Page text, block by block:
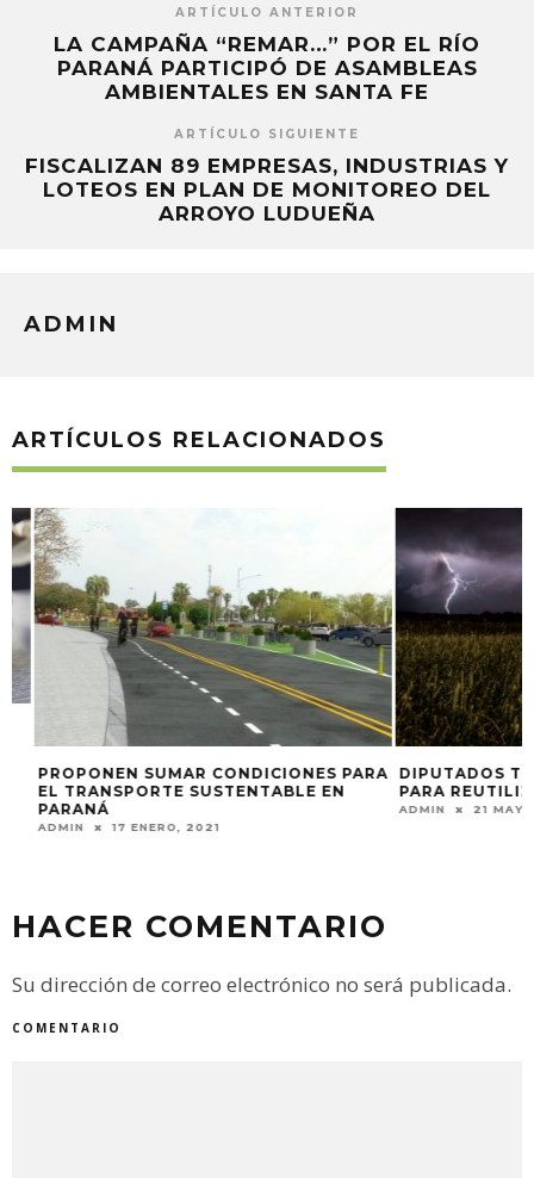
ARTÍCULO ANTERIOR
LA CAMPAÑA “REMAR…” POR EL RÍO
PARANÁ PARTICIPÓ DE ASAMBLEAS
AMBIENTALES EN SANTA FE
ARTÍCULO SIGUIENTE
FISCALIZAN 89 EMPRESAS, INDUSTRIAS Y
LOTEOS EN PLAN DE MONITOREO DEL
ARROYO LUDUEÑA
ADMIN
ARTÍCULOS RELACIONADOS
PROPONEN SUMAR CONDICIONES PARA
EL TRANSPORTE SUSTENTABLE EN
PARANÁ
ADMIN 17 ENERO, 2021
DIPUTADOS
PARA
ADMIN 21 MAYO,
HACER COMENTARIO
Su dirección de correo electrónico no será publicada.
COMENTARIO